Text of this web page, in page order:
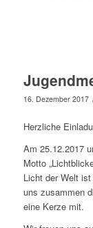
16. Dezember 2017
Herzliche
Am 25.12.2017
Motto
Licht der Welt
uns zusammen
eine Kerze mit.